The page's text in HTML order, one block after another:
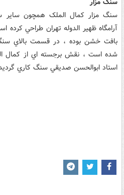
سنگ مزار کمال الملک همچون
آرامگاه ظهير الدوله تهران طراحي کرده
بافت خشن بوده ، در قسمت بالاي سنگ
شده است ، نقش برجسته ‌اي از کمال
استاد ابوالحسن صديقي سنگ‌ کاري